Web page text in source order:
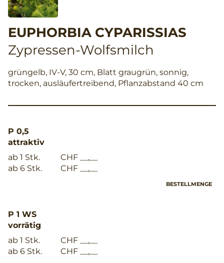
EUPHORBIA CYPARISSIAS
Zypressen-Wolfsmilch
grüngelb, IV-V, 30 cm, Blatt graugrün, sonnig,
trocken, ausläufertreibend, Pflanzabstand 40 cm
P 0,5
attraktiv
ab 1 Stk.
CHF __,__
ab 6 Stk.
CHF __,__
BESTELLMENGE
P 1 WS
vorrätig
ab 1 Stk.
CHF __,__
ab 6 Stk.
CHF __,__